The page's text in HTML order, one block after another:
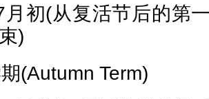
月初(从复活节后的第
)
(Autumn Term)